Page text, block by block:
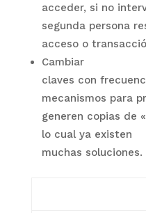
acceder, si no
segunda persona
acceso o
Cambiar
claves con
mecanismos para
generen copias de
lo cual ya existen
muchas soluciones.